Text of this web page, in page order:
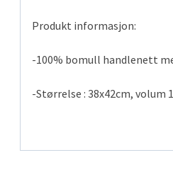
Produkt informasjon:
-100% bomull handlenett
-Størrelse : 38x42cm, volum